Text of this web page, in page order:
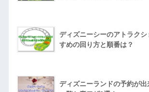
ディズニーシーのアトラク
すめの回り方と順番は？
ディズニーランドの予約が